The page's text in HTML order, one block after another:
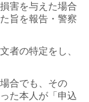
害を与えた場合
旨を報告・警察
者の特定をし、
合でも、その
た本人が「申込